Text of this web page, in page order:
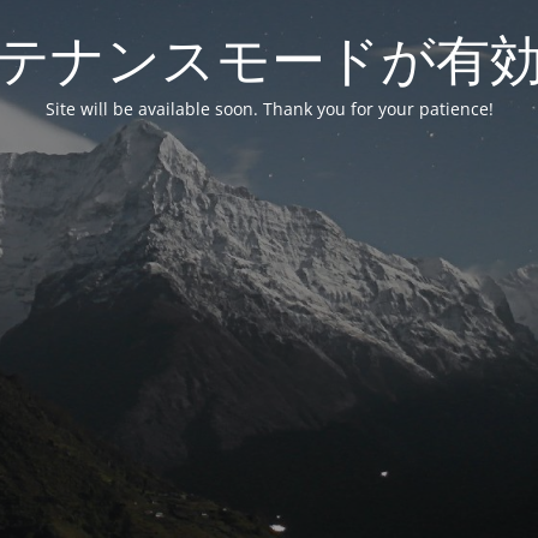
ナンスモードが有
Site will be available soon. Thank you for your patience!